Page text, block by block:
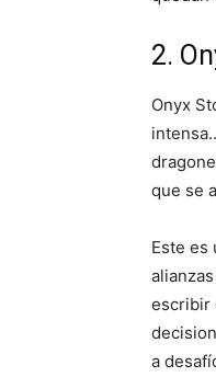
2.
Onyx
que se
Este es
escribir
a